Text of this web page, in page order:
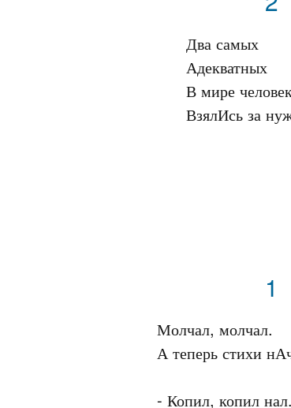
Два самых
Адекватных
В мире
1
Молчал, молчал.
А теперь стихи